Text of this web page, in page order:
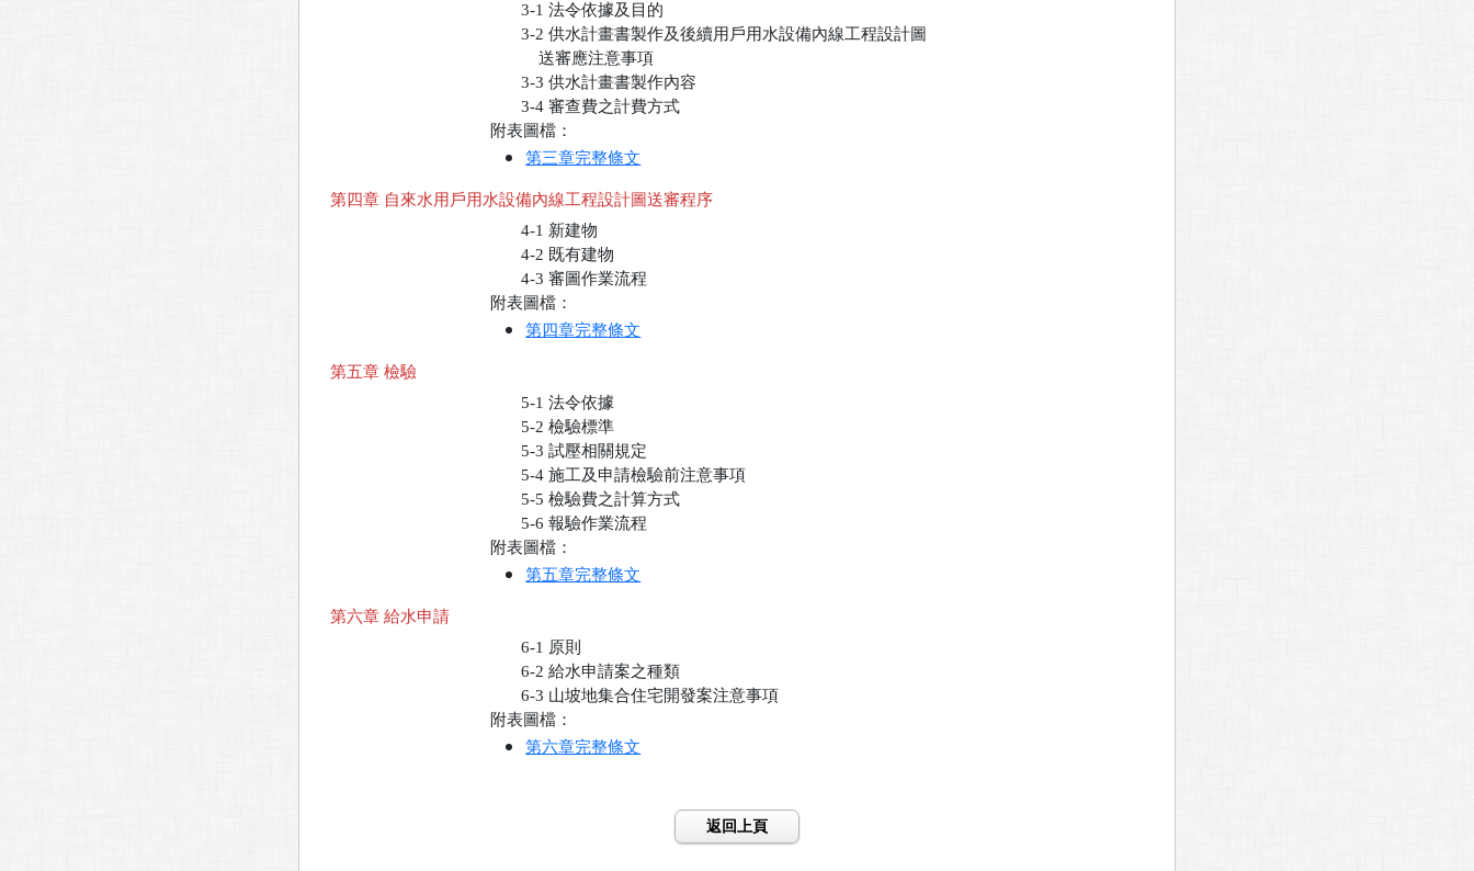
       3-1 法令依據及目的
       3-2 供水計畫書製作及後續用戶用水設備內線工程設計圖
       3-3 供水計畫書製作內容
       3-4 審查費之計費方式
附表圖檔：
第三章完整條文
第四章 自來水用戶用水設備內線工程設計圖送審程序
       4-1 新建物
       4-2 既有建物
       4-3 審圖作業流程
附表圖檔：
第四章完整條文
第五章 檢驗
       5-1 法令依據
       5-2 檢驗標準
       5-3 試壓相關規定
       5-4 施工及申請檢驗前注意事項
       5-5 檢驗費之計算方式
       5-6 報驗作業流程
附表圖檔：
第五章完整條文
第六章 給水申請
       6-1 原則
       6-2 給水申請案之種類
       6-3 山坡地集合住宅開發案注意事項
附表圖檔：
第六章完整條文
返回上頁